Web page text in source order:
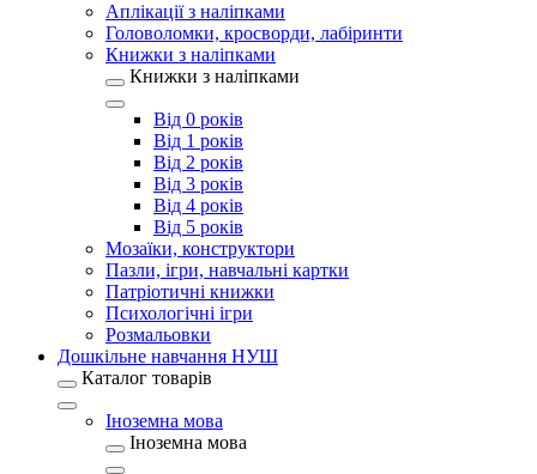
Аплікації з наліпками
Головоломки, кросворди, лабіринти
Книжки з наліпками
Книжки з наліпками
Від 0 років
Від 1 років
Від 2 років
Від 3 років
Від 4 років
Від 5 років
Мозаїки, конструктори
Пазли, ігри, навчальні картки
Патріотичні книжки
Психологічні ігри
Розмальовки
Дошкільне навчання НУШ
Каталог товарів
Іноземна мова
Іноземна мова